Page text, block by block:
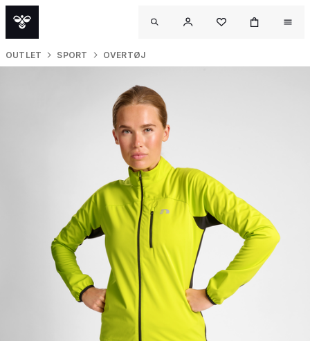
OUTLET SPORT OVERTØJ